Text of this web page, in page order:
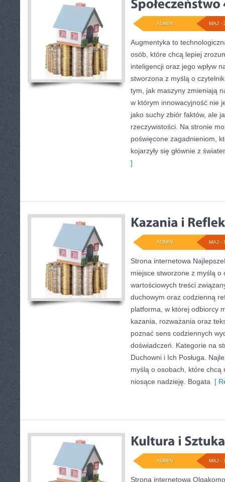
MAJ -
ADMIN
Augmentyka to
osób, które chcą lepiej
inteligencji oraz jego wpływ
stworzona z myślą o
tym, jak maszyny zmieniają
w którym innowacyjność nie
jako suchy zbiór faktów, ale
rzeczywistości. Na stronie
poświęcone zagadnieniom,
kojarzyły się głównie z
]
MAJ -
ADMIN
Strona internetowa
miejsce stworzone z myślą o
wartościowych treści
duchowym oraz codzienną
platforma, w której odbiorcy
kazania, rozważania oraz
poznać sens codziennych
doświadczeń. Kategorie na
Duchowni i Ich Posługa.
myślą o osobach, które
niosące nadzieję. Bogata [
MAJ -
ADMIN
Strona internetowa